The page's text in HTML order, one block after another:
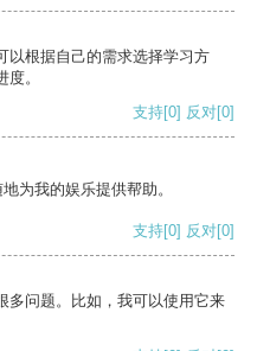
以根据自己的需求选择学习方
。
支持[0] 反对[0]
为我的娱乐提供帮助。
支持[0] 反对[0]
多问题。比如，我可以使用它来